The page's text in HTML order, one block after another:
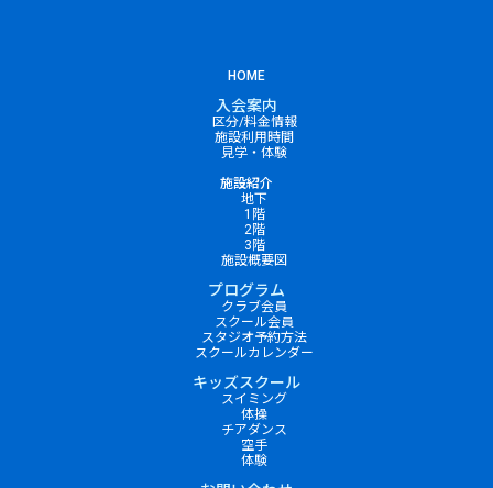
HOME
入会案内
区分/料金情報
施設利用時間
見学・体験
施設紹介
地下
1階
2階
3階
施設概要図
プログラム
クラブ会員
スクール会員
スタジオ予約方法
スクールカレンダー
キッズスクール
スイミング
体操
チアダンス
空手
体験